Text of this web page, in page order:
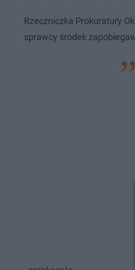
Rzeczniczka Prokuratury
sprawcy środek